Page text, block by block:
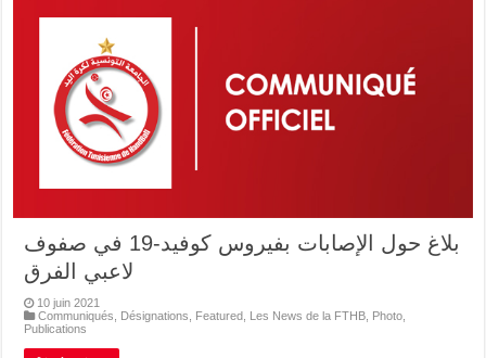
بلاغ حول الإصابات بفيروس كوفيد-19 في صفوف
لاعبي الفرق
10 juin 2021
Communiqués
Désignations Featured Les News de la FTHB Photo
Publications